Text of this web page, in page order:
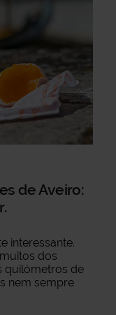
de Aveiro:
interessante.
dos
quilómetros de
nem sempre